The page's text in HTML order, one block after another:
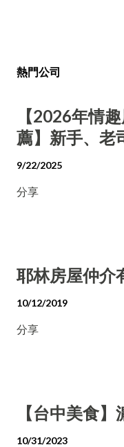
熱門公司
【2026年情
薦】新手、老
9/22/2025
分享
耶林房屋仲介
10/12/2019
分享
【台中美食
10/31/2023